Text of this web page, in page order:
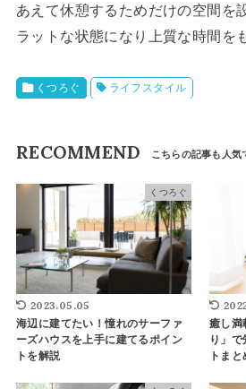
あえて休憩するためだけの空間を
ラットな状態になり上質な時間を
くつろぐ ライフスタイル
RECOMMEND
くつろぐ
2023.05.05
海辺に建てたい！憧れのサーファ
ーズハウスを上手に建てるポイン
トを解説
癒し満
り」
トまと